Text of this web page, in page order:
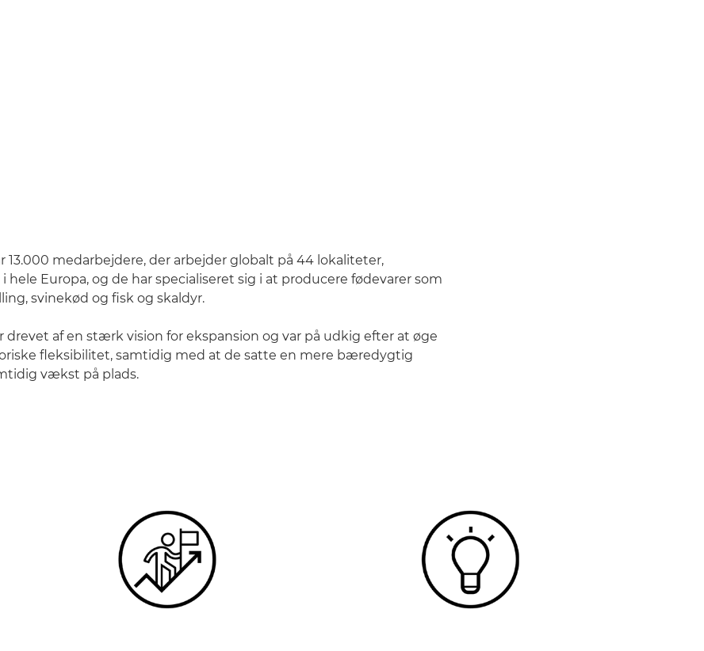
13.000 medarbejdere, der arbejder globalt på 44 lokaliteter,
hele Europa, og de har specialiseret sig i at producere fødevarer som
svinekød og fisk og skaldyr.
drevet af en stærk vision for ekspansion og var på udkig efter at øge
fleksibilitet, samtidig med at de satte en mere bæredygtig
vækst på plads.